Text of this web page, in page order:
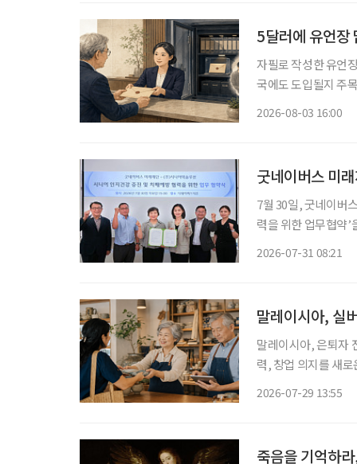
5달러에 유언
자필로 작성한 유언
국에도 도입될지 주
2026-08-03 16:00
7월 30일, 굿네이버
력을 위한 업무협약’을 체결했다. 이번 협약은 초고령사
2026-07-31 08:21
말레이시아, 실
말레이시아, 은퇴자 전용
력, 창업 의지를 새
2026-07-29 13:55
죽음을 기억하